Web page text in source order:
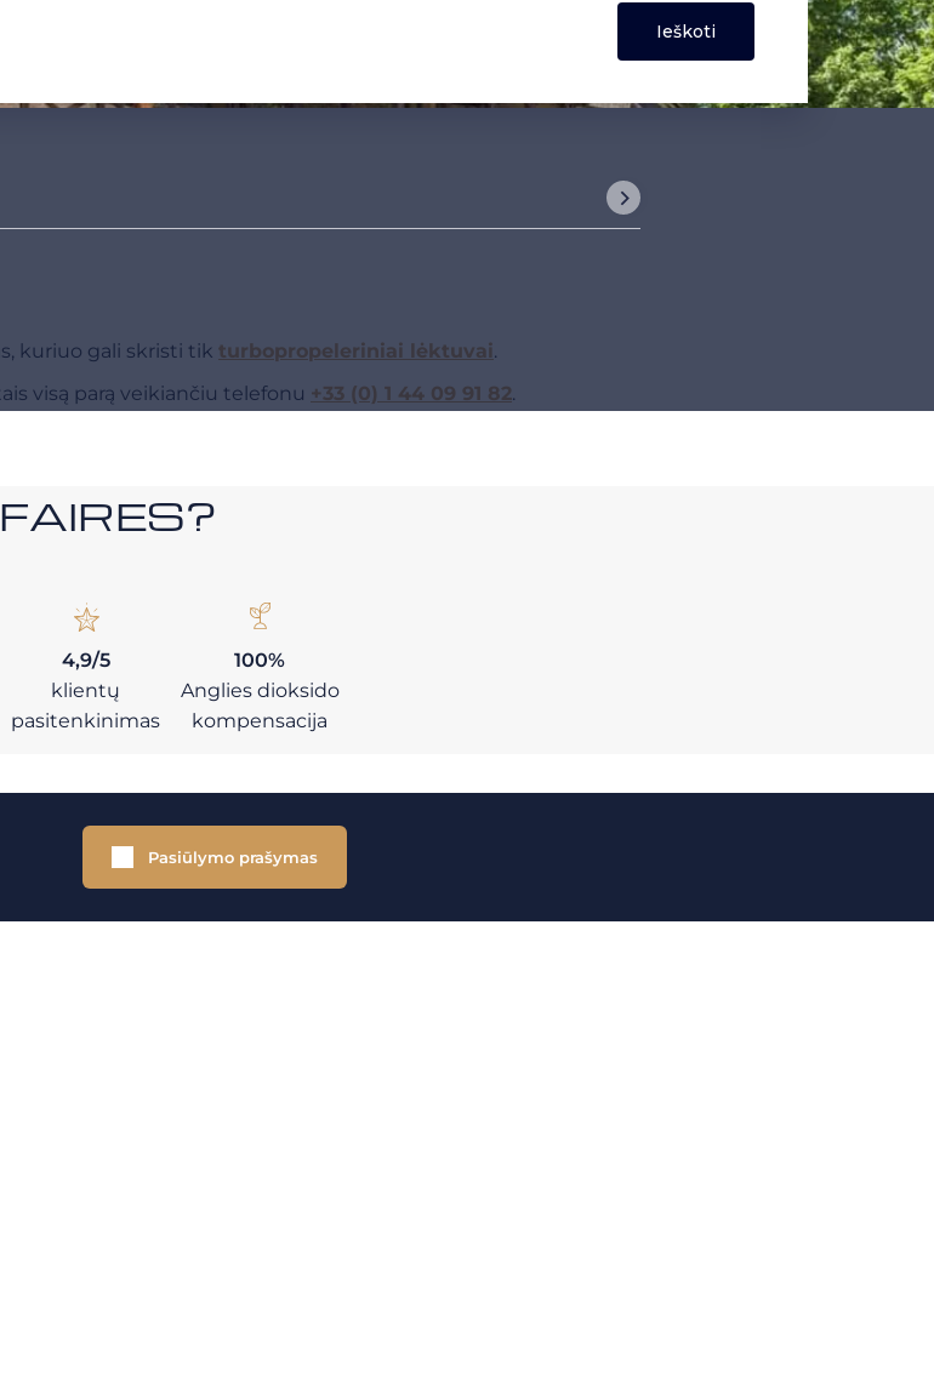
kuriuo gali skristi tik turbopropeleriniai lėktuvai.
visą parą veikiančiu telefonu +33 (0) 1 44 09 91 82.
4,9/5
klientų
pasitenkinimas
100%
Anglies dioksido
kompensacija
Pasiūlymo prašymas